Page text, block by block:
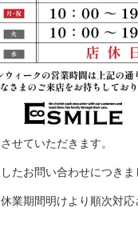
せていただきます。
たお問い合わせにつきま
業期間明けより順次対応